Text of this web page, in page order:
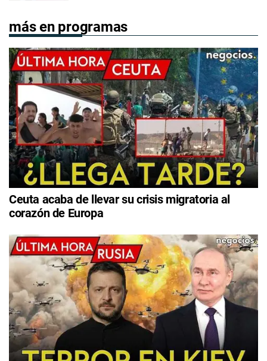
más en programas
Ceuta acaba de llevar su crisis migratoria al
corazón de Europa